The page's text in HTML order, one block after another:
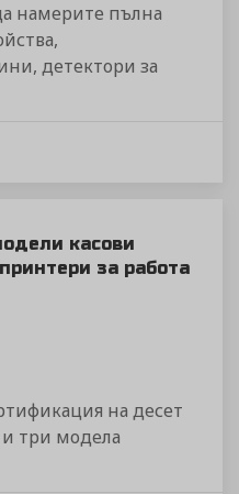
намерите пълна
детектори за
касови
за работа
на десет
и три модела